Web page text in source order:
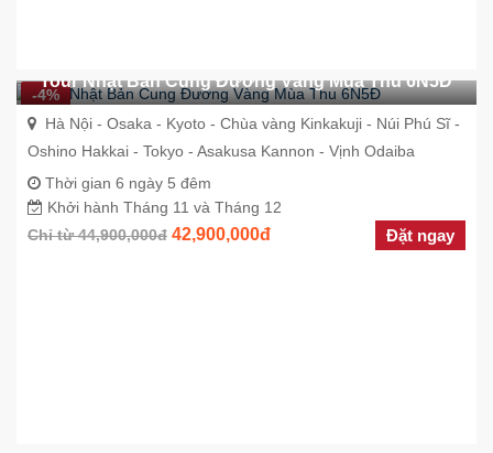
-4%
Tour Nhật Bản Cung Đường Vàng Mùa Thu 6N5Đ
Hà Nội - Osaka - Kyoto - Chùa vàng Kinkakuji - Núi Phú Sĩ -
Oshino Hakkai - Tokyo - Asakusa Kannon - Vịnh Odaiba
Thời gian 6 ngày 5 đêm
Khởi hành Tháng 11 và Tháng 12
Chỉ từ 44,900,000đ 42,900,000đ Đặt ngay